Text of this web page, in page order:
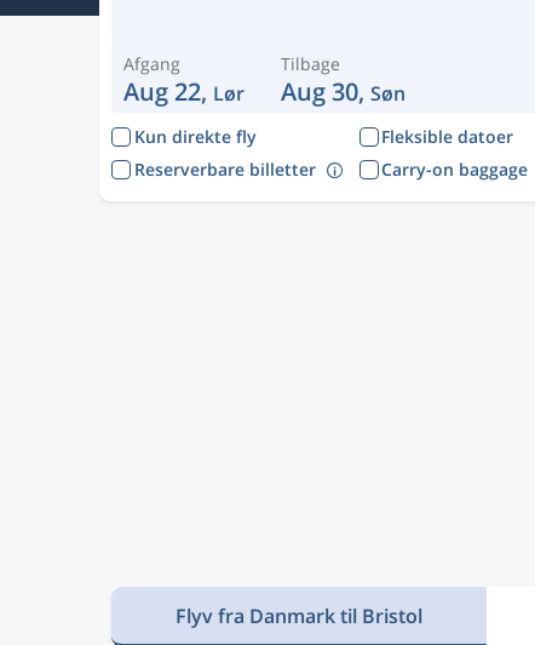
Afgang
Aug 22, Lør
Tilbage
Aug 30, Søn
Kun direkte fly Fleksible datoer
Reserverbare billetter
Carry-on baggage
Flyv fra Danmark til Bristol